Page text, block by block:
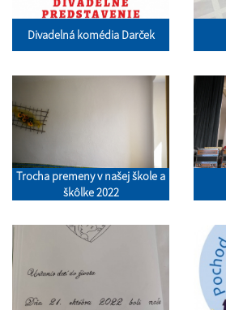
Divadelná komédia Darček
Trocha premeny v našej škole a
škôlke 2022